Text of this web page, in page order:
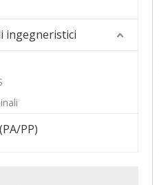
ingegneristici
PP)